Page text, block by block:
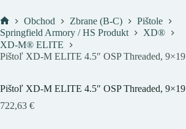
Domov
Obchod Zbrane (B-C)
Pištole
Springfield Armory / HS Produkt
XD®
XD-M® ELITE
Pištoľ XD-M ELITE 4.5″ OSP Threaded, 9×19
Pištoľ XD-M ELITE 4.5″ OSP Threaded, 9×19
722,63 €